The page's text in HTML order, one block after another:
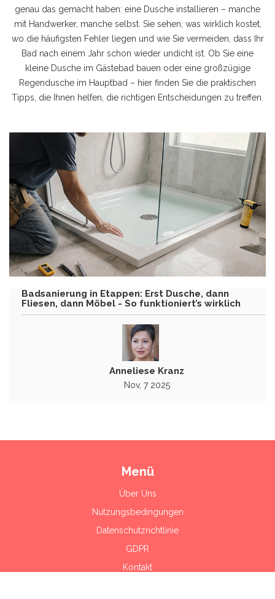
genau das gemacht haben: eine Dusche installieren – manche
mit Handwerker, manche selbst. Sie sehen, was wirklich kostet,
wo die häufigsten Fehler liegen und wie Sie vermeiden, dass Ihr
Bad nach einem Jahr schon wieder undicht ist. Ob Sie eine
kleine Dusche im Gästebad bauen oder eine großzügige
Regendusche im Hauptbad – hier finden Sie die praktischen
Tipps, die Ihnen helfen, die richtigen Entscheidungen zu treffen.
Badsanierung in Etappen: Erst Dusche, dann
Fliesen, dann Möbel - So funktioniert’s wirklich
Anneliese Kranz
Nov, 7 2025
Menü
Über Uns
Nutzungsbedingungen
Datenschutzrichtlinie
GDPR
Kontakt